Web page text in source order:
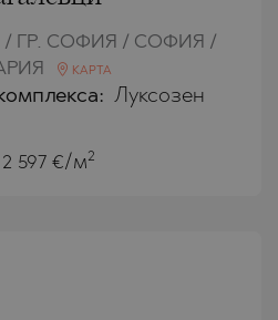
/ ГР. СОФИЯ / СОФИЯ /
КАРТА
Луксозен
597 €/м2